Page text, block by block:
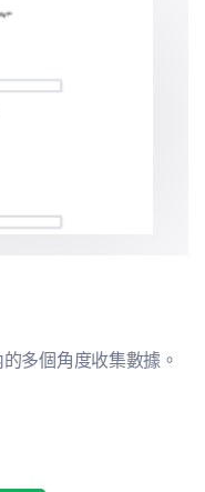
多個角度收集數據。
slide